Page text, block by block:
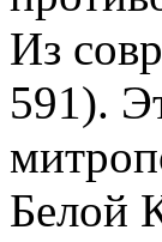
Из
591).
Белой